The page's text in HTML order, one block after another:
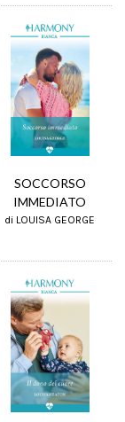
SOCCORSO
IMMEDIATO
di LOUISA GEORGE